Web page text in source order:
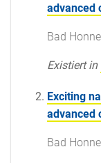
advanced
Bad
Existiert in
Exciting
advanced
Bad